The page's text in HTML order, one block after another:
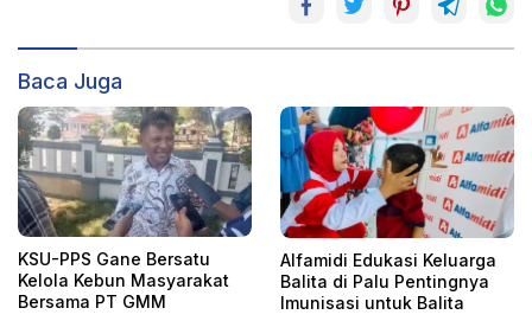
Baca Juga
KSU-PPS Gane Bersatu
Kelola Kebun Masyarakat
Bersama PT GMM
Alfamidi Edukasi Keluarga
Balita di Palu Pentingnya
Imunisasi untuk Balita